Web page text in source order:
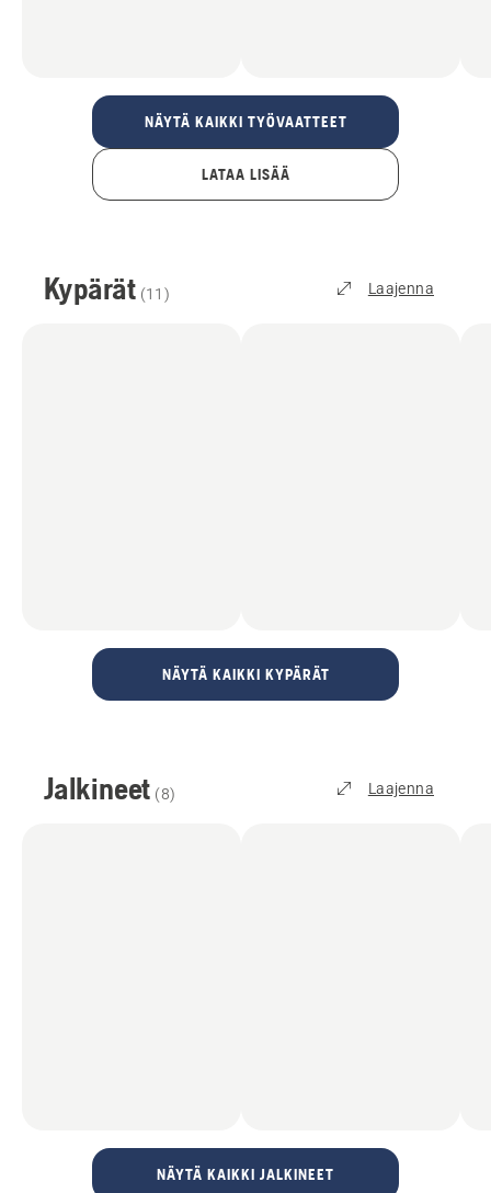
NÄYTÄ KAIKKI TYÖVAATTEET
LATAA LISÄÄ
Kypärät (11 ) Laajenna
NÄYTÄ KAIKKI KYPÄRÄT
Jalkineet (8) Laajenna
NÄYTÄ KAIKKI JALKINEET